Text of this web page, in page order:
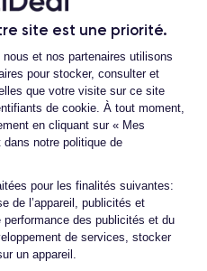
site est une priorité.
du
et nos partenaires utilisons
pour stocker, consulter et
que votre visite sur ce site
de cookie. À tout moment,
en cliquant sur « Mes
notre politique de
pour les finalités suivantes:
de l’appareil, publicités et
des publicités et du
de services, stocker
un appareil.
Paiement
avec
sécurisé